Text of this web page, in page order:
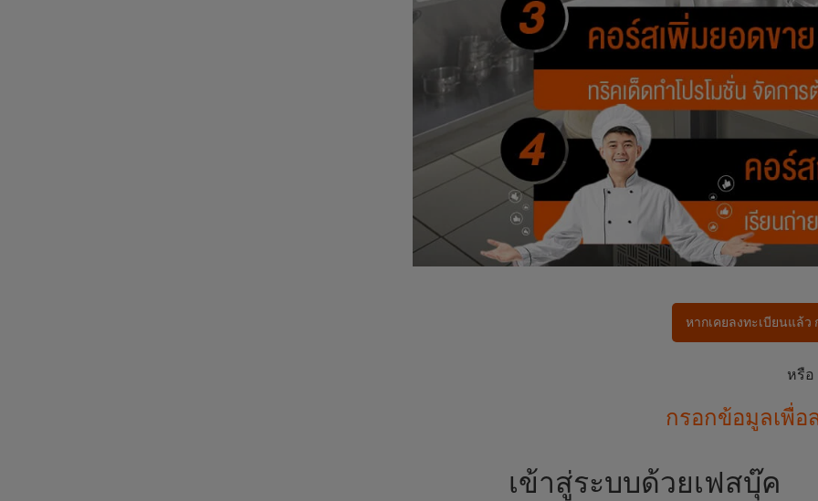
หากเคยลงทะเบียนแล้ว
หรือ
กรอกข้อมูลเพื่อ
เข้าสู่ระบบด้วยเฟสบุ๊ค